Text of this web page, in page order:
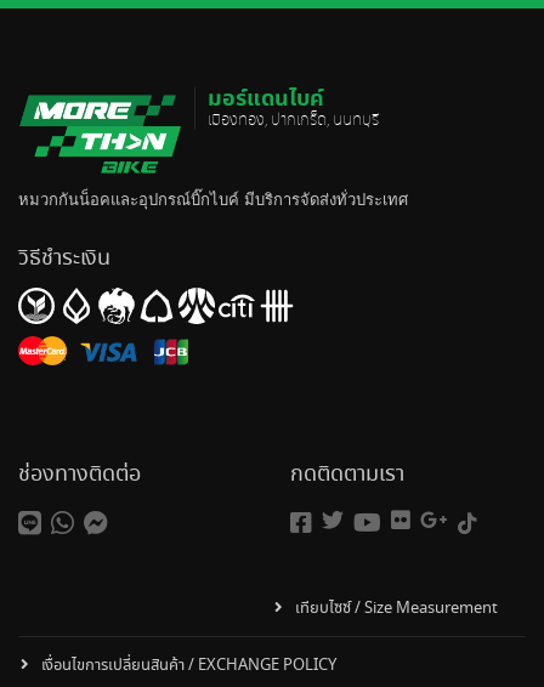
มอร์แดนไบค์
เมืองทอง, ปากเกร็ด, นนทบุรี
หมวกกันน็อคและอุปกรณ์บิ๊กไบค์ มีบริการจัดส่งทั่วประเทศ
วิธีชำระเงิน
ช่องทางติดต่อ กดติดตามเรา
เทียบไซซ์ / Size Measurement
เงื่อนไขการเปลี่ยนสินค้า / EXCHANGE POLICY